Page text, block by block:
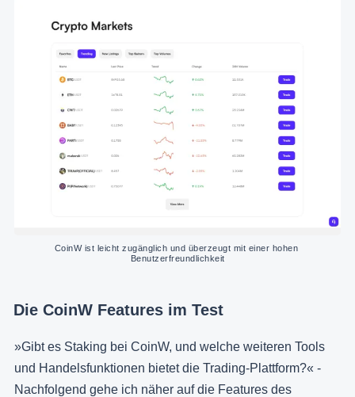
CoinW ist leicht zugänglich und überzeugt mit einer hohen
Benutzerfreundlichkeit
Die CoinW Features im Test
»Gibt es Staking bei CoinW, und welche weiteren Tools
und Handelsfunktionen bietet die Trading-Plattform?« -
Nachfolgend gehe ich näher auf die Features des